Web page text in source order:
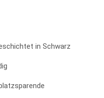
in Schwarz